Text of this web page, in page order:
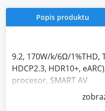
Popis produktu
9.2, 170W/k/6Ω/1%THD,
HDCP2.3, HDR10+,
procesor, SMART AV
(AirPlay2, Chromecast,